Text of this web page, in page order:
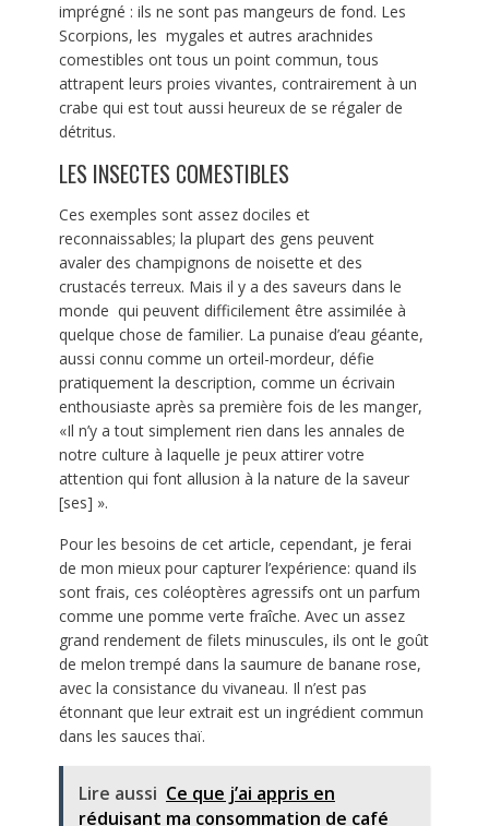
imprégné : ils ne sont pas mangeurs de fond. Les
Scorpions, les mygales et autres arachnides
comestibles ont tous un point commun, tous
attrapent leurs proies vivantes, contrairement à un
crabe qui est tout aussi heureux de se régaler de
détritus.
LES INSECTES COMESTIBLES
Ces exemples sont assez dociles et
reconnaissables; la plupart des gens peuvent
avaler des champignons de noisette et des
crustacés terreux. Mais il y a des saveurs dans le
monde qui peuvent difficilement être assimilée à
quelque chose de familier. La punaise d’eau géante,
aussi connu comme un orteil-mordeur, défie
pratiquement la description, comme un écrivain
enthousiaste après sa première fois de les manger,
«Il n’y a tout simplement rien dans les annales de
notre culture à laquelle je peux attirer votre
attention qui font allusion à la nature de la saveur
[ses] ».
Pour les besoins de cet article, cependant, je ferai
de mon mieux pour capturer l’expérience: quand ils
sont frais, ces coléoptères agressifs ont un parfum
comme une pomme verte fraîche. Avec un assez
grand rendement de filets minuscules, ils ont le goût
de melon trempé dans la saumure de banane rose,
avec la consistance du vivaneau. Il n’est pas
étonnant que leur extrait est un ingrédient commun
dans les sauces thaï.
Lire aussi Ce que j’ai appris en
réduisant ma consommation de café